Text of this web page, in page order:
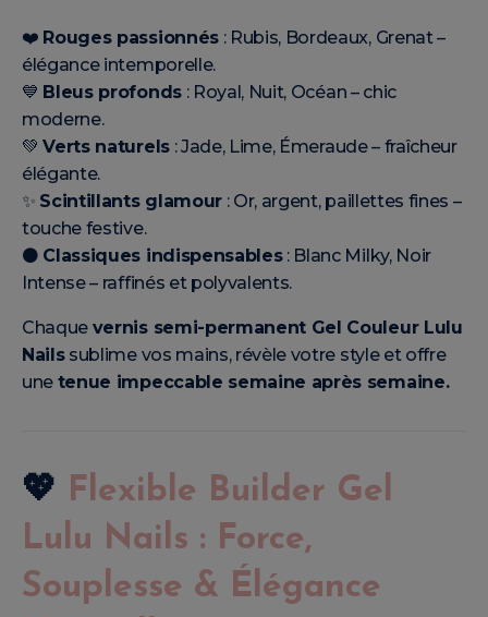
❤️ Rouges passionnés: Rubis, Bordeaux, Grenat –
élégance intemporelle.
💙 Bleus profonds: Royal, Nuit, Océan – chic
moderne.
💚Verts naturels: Jade, Lime, Émeraude – fraîcheur
élégante.
✨ Scintillants glamour: Or, argent, paillettes fines –
touche festive.
⚫ Classiques indispensables: Blanc Milky, Noir
Intense – raffinés et polyvalents.
Chaque vernis semi-permanent Gel Couleur Lulu
Nailssublime vos mains, révèle votre style et offre
une tenue impeccable semaine après semaine.
💖 Flexible Builder Gel
Lulu Nails : Force,
Souplesse & Élégance